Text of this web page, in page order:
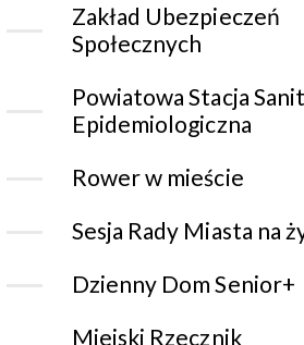
Zakład Ubezpieczeń
Społecznych
Powiatowa Stacja
Epidemiologiczna
Rower w mieście
Sesja Rady Miasta na
Dzienny Dom Senior+
Miejski Rzecznik